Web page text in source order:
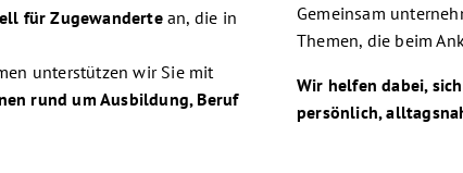
für Zugewandertean, die in
unterstützen wir Sie mit
rund um Ausbildung, Beruf
Gemeinsam
Themen, die beim
Wir helfen dabei,
persönlich,